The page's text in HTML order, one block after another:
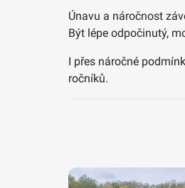
Únavu a náročnost
Být lépe odpočinutý,
I přes náročné
ročníků.